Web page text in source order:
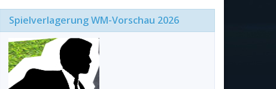
Spielverlagerung WM-Vorschau 2026